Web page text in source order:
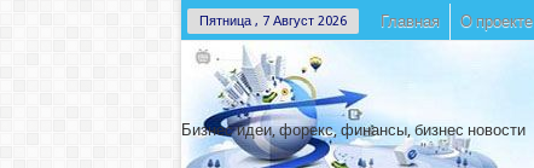
Пятница , 7 Август 2026 Главная О проекте
Бизнес идеи, форекс, финансы, бизнес новости